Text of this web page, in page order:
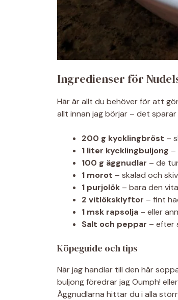
Ingredienser för
Här är allt du behöver för att
allt innan jag börjar – det
200 g kycklingbröst –
1 liter kycklingbuljong –
100 g äggnudlar – de
1 morot – skalad och
1 purjolök – bara den
2 vitlöksklyftor – fint
1 msk rapsolja – eller
Salt och peppar – efter
Köpeguide och tips
När jag handlar till den här
buljong föredrar jag Oumph!
Äggnudlarna hittar du i alla